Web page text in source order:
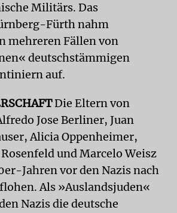
Militärs. Das
Fürth nahm
mehreren Fällen von
deutschstämmigen
auf.
Die Eltern von
Jose Berliner, Juan
Alicia Oppenheimer,
und Marcelo Weisz
Jahren vor den Nazis nach
Als »Auslandsjuden«
Nazis die deutsche